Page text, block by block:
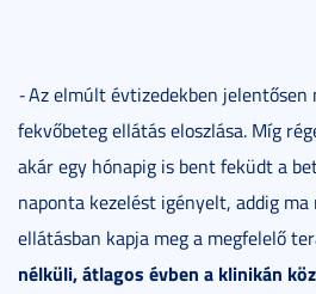
-Az elmúlt évtizedekben jelentősen
fekvőbeteg ellátás eloszlása. Míg
akár egy hónapig is bent feküdt a
naponta kezelést igényelt, addig
ellátásban kapja meg a megfelelő
nélküli, átlagos évben a klinikán